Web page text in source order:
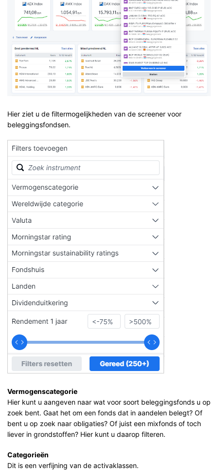
Hier ziet u de filtermogelijkheden van de screener voor
beleggingsfondsen.
Vermogenscategorie
Hier kunt u aangeven naar wat voor soort beleggingsfonds u op
zoek bent. Gaat het om een fonds dat in aandelen belegt? Of
bent u op zoek naar obligaties? Of juist een mixfonds of toch
liever in grondstoffen? Hier kunt u daarop filteren.
Categorieën
Dit is een verfijning van de activaklassen.